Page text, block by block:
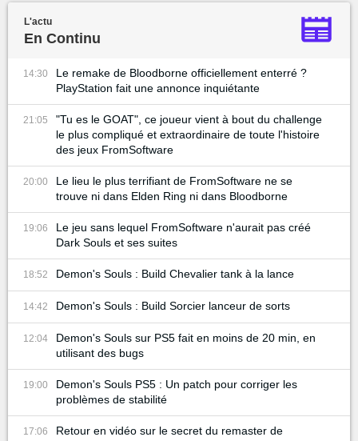
L'actu
En Continu
14:30
Le remake de Bloodborne officiellement enterré ?
PlayStation fait une annonce inquiétante
21:05
"Tu es le GOAT", ce joueur vient à bout du challenge
le plus compliqué et extraordinaire de toute l'histoire
des jeux FromSoftware
20:00
Le lieu le plus terrifiant de FromSoftware ne se
trouve ni dans Elden Ring ni dans Bloodborne
19:06
Le jeu sans lequel FromSoftware n'aurait pas créé
Dark Souls et ses suites
18:52 Demon's Souls : Build Chevalier tank à la lance
14:42 Demon's Souls : Build Sorcier lanceur de sorts
12:04
Demon's Souls sur PS5 fait en moins de 20 min, en
utilisant des bugs
19:00
Demon's Souls PS5 : Un patch pour corriger les
problèmes de stabilité
17:06
Retour en vidéo sur le secret du remaster de